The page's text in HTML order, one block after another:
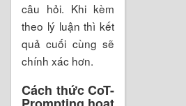
câu hỏi. Khi kèm
theo lý luận thì kết
quả cuối cùng sẽ
chính xác hơn.
Cách thức CoT-